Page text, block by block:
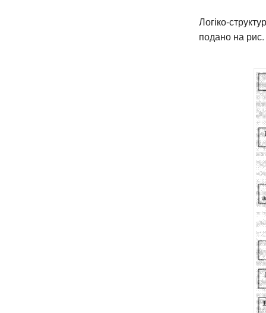
Логіко-
подано на